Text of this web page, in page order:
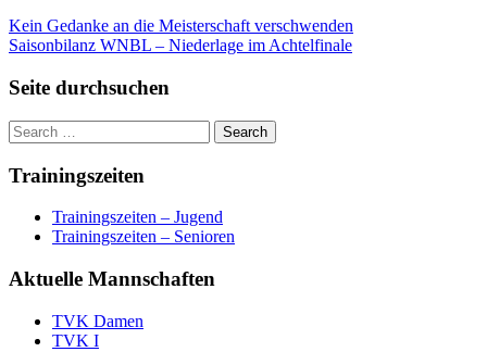
Beitragsnavigation
Kein Gedanke an die Meisterschaft verschwenden
Saisonbilanz WNBL – Niederlage im Achtelfinale
Seite durchsuchen
Trainingszeiten
Trainingszeiten – Jugend
Trainingszeiten – Senioren
Aktuelle Mannschaften
TVK Damen
TVK I